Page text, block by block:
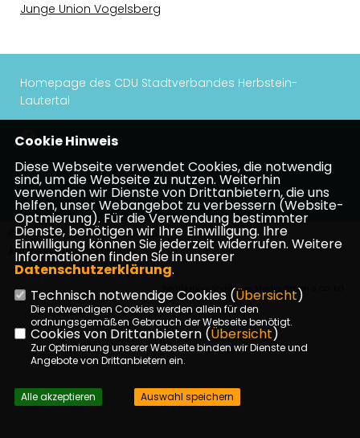
Junge Union Vogelsberg
Homepage des CDU Stadtverbandes Herbstein-
Lautertal
Impressum Datenschutz Kontakt
©2026 CDU Herbstein-Lautertal |
Alle Rechte vorbehalten.
Realisation: Sharkness Media GmbH & Co. KG
Cookie Hinweis
Diese Webseite verwendet Cookies, die notwendig
sind, um die Webseite zu nutzen. Weiterhin
verwenden wir Dienste von Drittanbietern, die uns
helfen, unser Webangebot zu verbessern (Website-
Optmierung). Für die Verwendung bestimmter
Dienste, benötigen wir Ihre Einwilligung. Ihre
Einwilligung können Sie jederzeit widerrufen. Weitere
Informationen finden Sie in unserer
Datenschutzerklärung.
Technisch notwendige Cookies (Übersicht)
Die notwendigen Cookies werden allein für den
ordnungsgemäßen Gebrauch der Webseite benötigt.
Cookies von Drittanbietern (Übersicht)
Zur Optimierung unserer Webseite binden wir Dienste und
Angebote von Drittanbietern ein.
Alle akzeptieren Auswahl speichern